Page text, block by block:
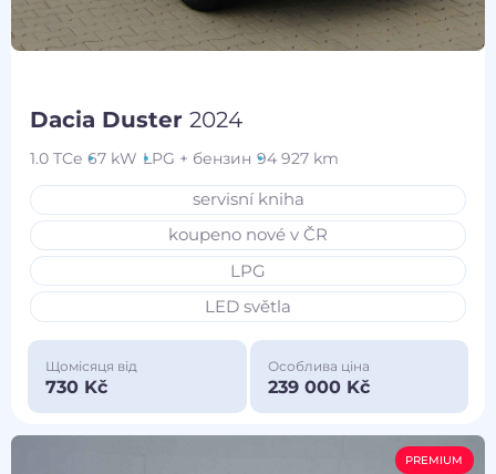
Dacia Duster2024
1.0 TCe 67 kW LPG + бензин 94 927 km
servisní kniha
koupeno nové v ČR
LPG
LED světla
Щомісяця від
730 Kč
Особлива ціна
239 000 Kč
PREMIUM